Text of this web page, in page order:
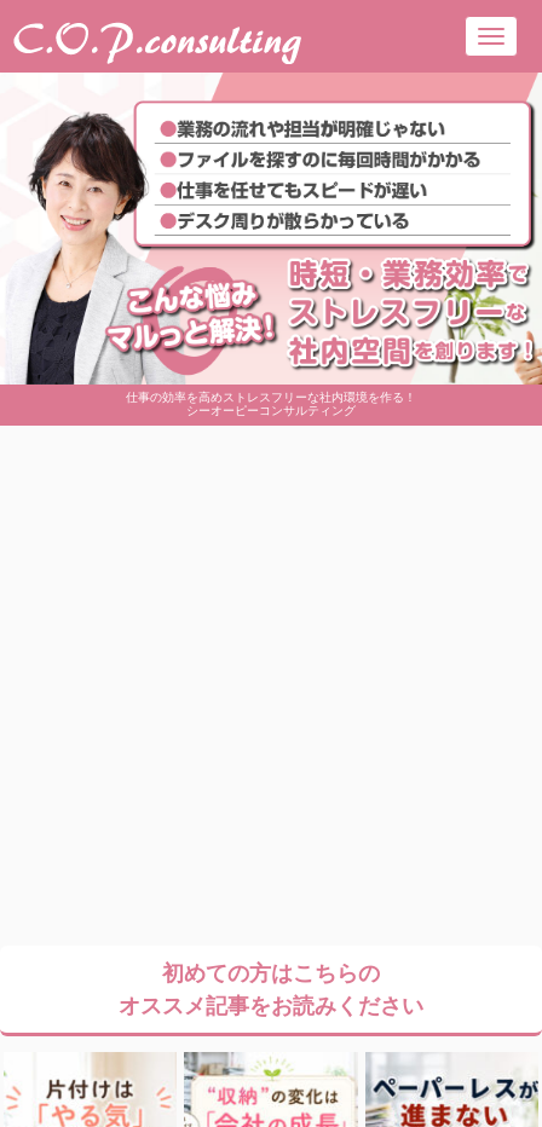
仕事の効率を高めストレスフリーな社内環境を作る！
シーオーピーコンサルティング
初めての方はこちらの
オススメ記事をお読みください